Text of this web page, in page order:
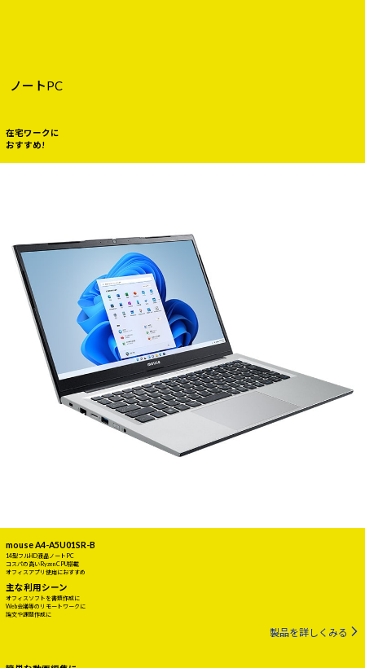
ノートPC
在宅ワークに
おすすめ!
mouse A4-A5U01SR-B
14型フルHD液晶ノートPC
コスパの高いRyzen CPU搭載
オフィスアプリ使用におすすめ
主な利用シーン
オフィスソフトを書類作成に
Web会議等のリモートワークに
論文や課題作成に
製品を詳しくみる